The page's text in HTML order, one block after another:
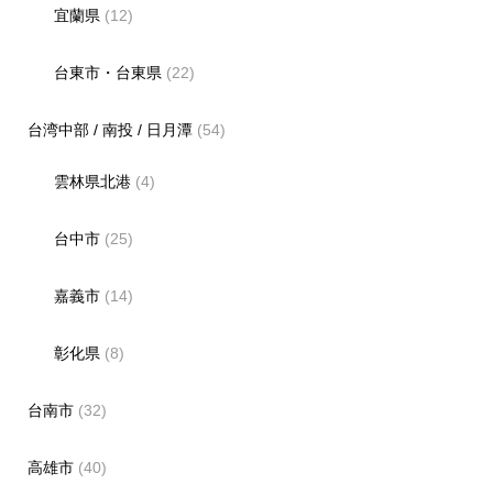
宜蘭県 (12)
台東市・台東県 (22)
台湾中部 / 南投 / 日月潭(54)
雲林県北港 (4)
台中市 (25)
嘉義市 (14)
彰化県 (8)
台南市(32)
高雄市(40)